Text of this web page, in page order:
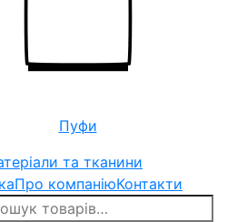
Пуфи
та тканини
Про компаніюКонтакти